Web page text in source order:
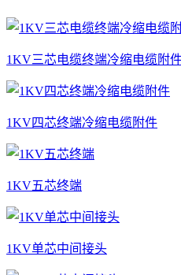
1KV三芯电缆终端冷缩电缆附
1KV四芯终端冷缩电缆附件
1KV五芯终端
1KV单芯中间接头